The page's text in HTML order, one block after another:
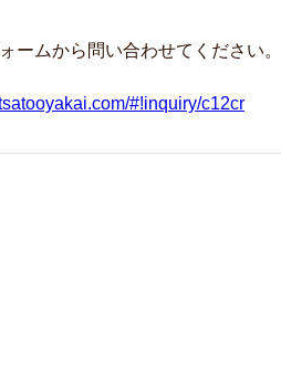
ームから問い合わせてください。
#!inquiry/c12cr